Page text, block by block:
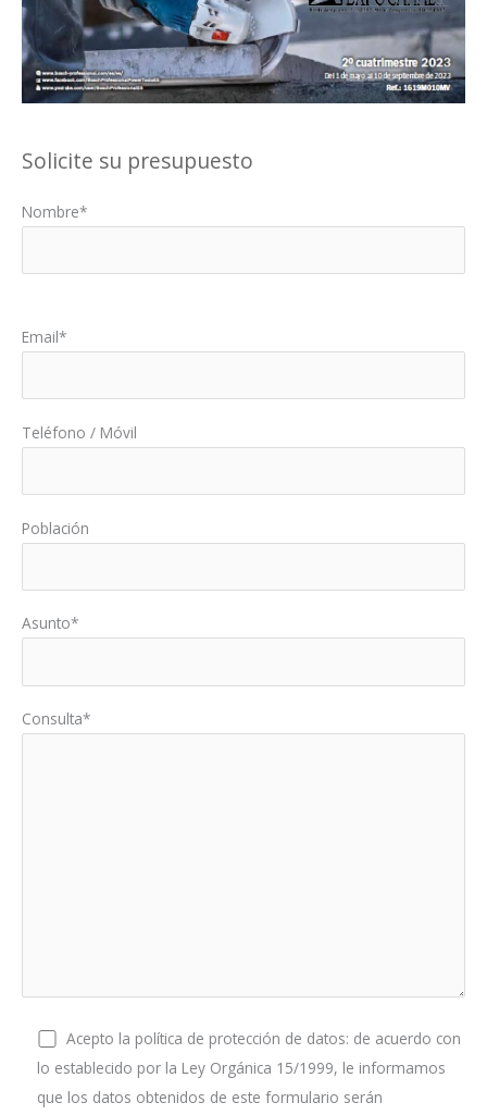
Solicite su presupuesto
Nombre*
Email*
Teléfono / Móvil
Población
Asunto*
Consulta*
Acepto la política de protección de datos: de acuerdo con
lo establecido por la Ley Orgánica 15/1999, le informamos
que los datos obtenidos de este formulario serán